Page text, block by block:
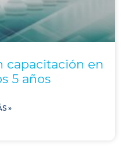
capacitación en
5 años
»